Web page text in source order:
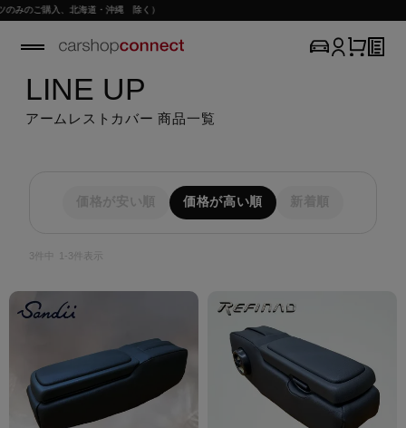
のご購入、北海道・沖縄 除く）
LINE UP
アームレストカバー 商品一覧
価格が安い順 価格が高い順 新着順
3 件中 - 3 件表示